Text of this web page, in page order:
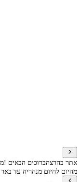
אתר בהרצהברוכים הבאים !
מהיום להיום מנהריה עד